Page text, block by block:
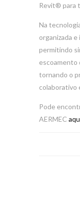
Revit® para
Na
organizada
permitindo
escoamento
tornando o
colaborativo
Pode
AERMEC